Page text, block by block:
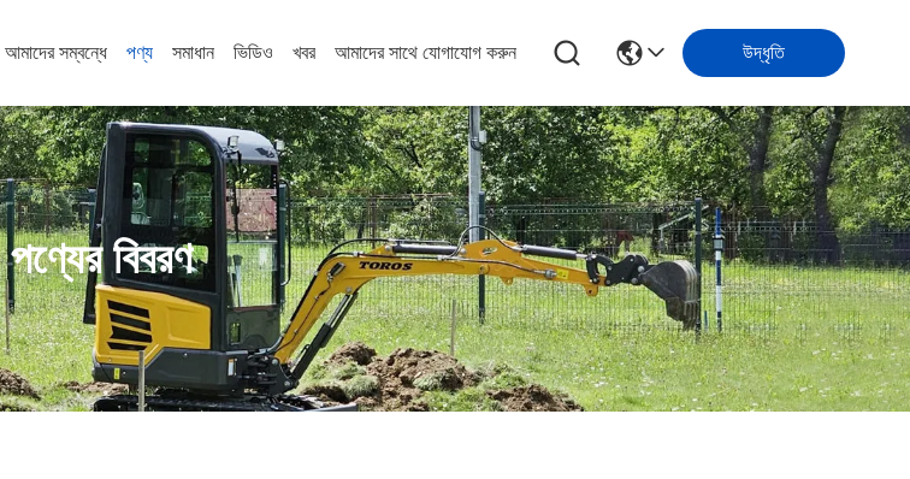
আমাদের সম্বন্ধে পণ্য সমাধান ভিডিও খবর আমাদের সাথে যোগাযোগ করুন উদ্ধৃতি
পণ্যের বিবরণ